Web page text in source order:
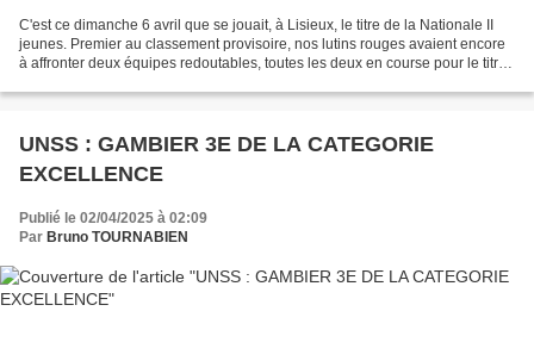
C'est ce dimanche 6 avril que se jouait, à Lisieux, le titre de la Nationale II
jeunes. Premier au classement provisoire, nos lutins rouges avaient encore
à affronter deux équipes redoutables, toutes les deux en course pour le titre
UNSS : GAMBIER 3E DE LA CATEGORIE
EXCELLENCE
Publié le 02/04/2025 à 02:09
Par Bruno TOURNABIEN